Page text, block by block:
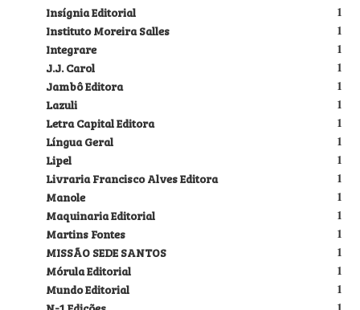
1
Insígnia Editorial
1
Instituto Moreira Salles
1
Integrare
1
J.J. Carol
1
Jambô Editora
1
Lazuli
1
Letra Capital Editora
1
Língua Geral
1
Lipel
1
Livraria Francisco Alves Editora
1
Manole
1
Maquinaria Editorial
1
Martins Fontes
1
MISSÃO SEDE SANTOS
1
Mórula Editorial
1
Mundo Editorial